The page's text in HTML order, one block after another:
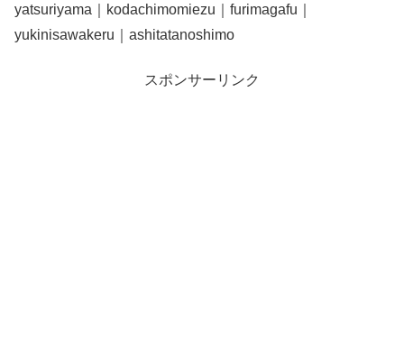
yatsuriyama｜kodachimomiezu｜furimagafu｜
yukinisawakeru｜ashitatanoshimo
スポンサーリンク